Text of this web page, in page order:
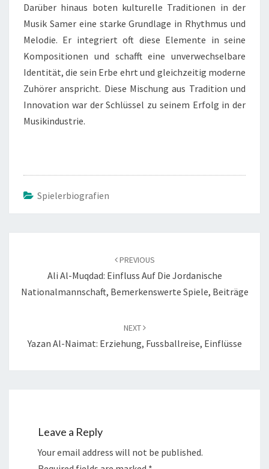
Darüber hinaus boten kulturelle Traditionen in der
Musik Samer eine starke Grundlage in Rhythmus und
Melodie. Er integriert oft diese Elemente in seine
Kompositionen und schafft eine unverwechselbare
Identität, die sein Erbe ehrt und gleichzeitig moderne
Zuhörer anspricht. Diese Mischung aus Tradition und
Innovation war der Schlüssel zu seinem Erfolg in der
Musikindustrie.
Spielerbiografien
PREVIOUS
Ali Al-Muqdad: Einfluss Auf Die Jordanische
Nationalmannschaft, Bemerkenswerte Spiele, Beiträge
NEXT
Yazan Al-Naimat: Erziehung, Fussballreise, Einflüsse
Leave a Reply
Your email address will not be published.